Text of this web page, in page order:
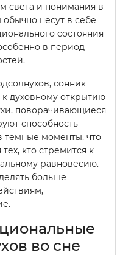
света и понимания в
несут в себе
состояния
в период
сонник
к духовному открытию
поворачивающиеся
способность
темные моменты, что
кто стремится к
равновесию.
больше
во сне